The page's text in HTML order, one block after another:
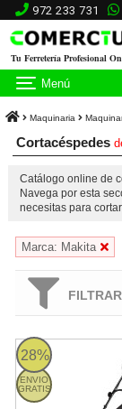
972 233 731
Tu Ferretería Profesional
Menú
Maquinaria
Cortacéspedes
Catálogo online de
Navega por esta
necesitas para
Marca: Makita
FILTRAR
28%
ENVIO
GRATIS
DLM460Z Makita